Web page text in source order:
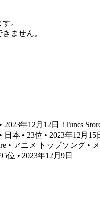
。
ません。
2023年12月12日 iTunes
本 • 23位 • 2023年12月15
• アニメ トップソング •
位 • 2023年12月9日